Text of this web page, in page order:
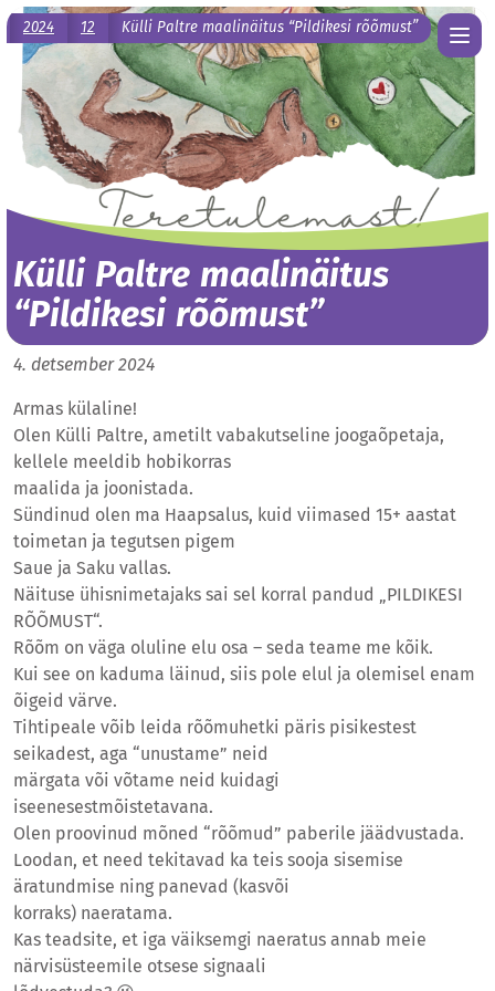
2024 12 Külli Paltre maalinäitus “Pildikesi rõõmust”
Külli Paltre maalinäitus
“Pildikesi rõõmust”
4. detsember 2024
Armas külaline!
Olen Külli Paltre, ametilt vabakutseline joogaõpetaja,
kellele meeldib hobikorras
maalida ja joonistada.
Sündinud olen ma Haapsalus, kuid viimased 15+ aastat
toimetan ja tegutsen pigem
Saue ja Saku vallas.
Näituse ühisnimetajaks sai sel korral pandud „PILDIKESI
RÕÕMUST“.
Rõõm on väga oluline elu osa – seda teame me kõik.
Kui see on kaduma läinud, siis pole elul ja olemisel enam
õigeid värve.
Tihtipeale võib leida rõõmuhetki päris pisikestest
seikadest, aga “unustame” neid
märgata või võtame neid kuidagi
iseenesestmõistetavana.
Olen proovinud mõned “rõõmud” paberile jäädvustada.
Loodan, et need tekitavad ka teis sooja sisemise
äratundmise ning panevad (kasvõi
korraks) naeratama.
Kas teadsite, et iga väiksemgi naeratus annab meie
närvisüsteemile otsese signaali